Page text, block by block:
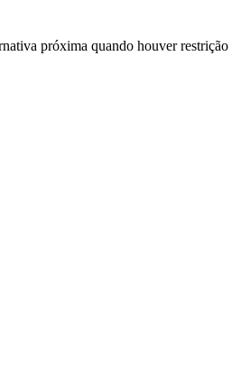
próxima quando houver restrição